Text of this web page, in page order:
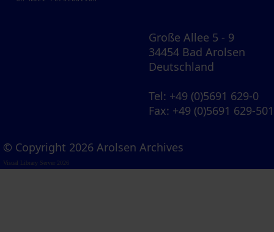
Große Allee 5 - 9
34454 Bad Arolsen
Deutschland
Tel: +49 (0)5691 629-0
Fax: +49 (0)5691 629-501
© Copyright 2026 Arolsen Archives
Visual Library Server 2026